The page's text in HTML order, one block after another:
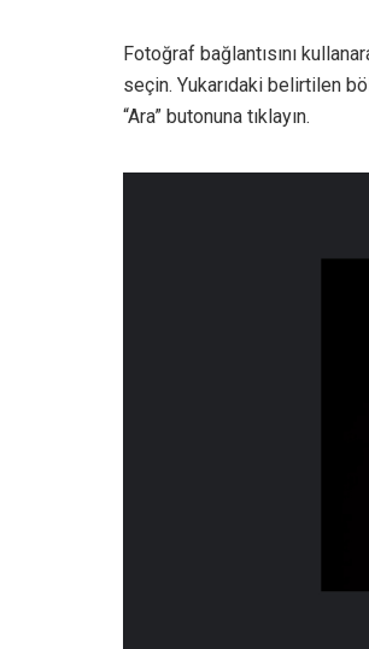
Fotoğraf bağlantısını
seçin. Yukarıdaki belirtilen
“Ara” butonuna tıklayın.